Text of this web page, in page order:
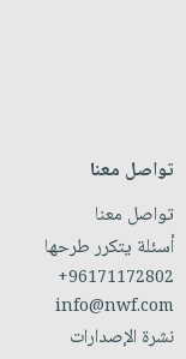
تواصل معنا
تواصل معنا
أسئلة يتكرر طرحها
+96171172802
info@nwf.com
نشرة الإصدارات